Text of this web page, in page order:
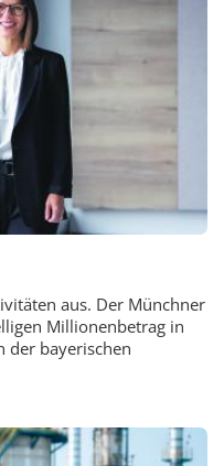
aus. Der Münchner
Millionenbetrag in
der bayerischen